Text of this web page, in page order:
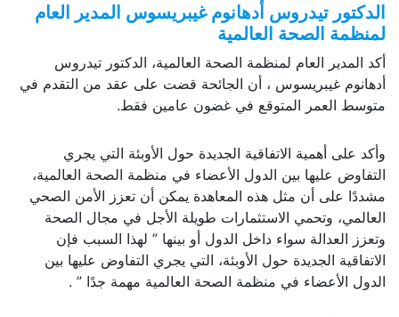
الدكتور تيدروس أدهانوم غيبريسوس المدير العام
لمنظمة الصحة العالمية
أكد المدير العام لمنظمة الصحة العالمية، الدكتور تيدروس
أدهانوم غيبريسوس ، أن الجائحة قضت على عقد من التقدم في
متوسط العمر المتوقع في غضون عامين فقط.
وأكد على أهمية الاتفاقية الجديدة حول الأوبئة التي يجري
التفاوض عليها بين الدول الأعضاء في منظمة الصحة العالمية،
مشددًا على أن مثل هذه المعاهدة يمكن أن تعزز الأمن الصحي
العالمي، وتحمي الاستثمارات طويلة الأجل في مجال الصحة
وتعزز العدالة سواء داخل الدول أو بينها ” لهذا السبب فإن
الاتفاقية الجديدة حول الأوبئة، التي يجري التفاوض عليها بين
الدول الأعضاء في منظمة الصحة العالمية مهمة جدًا ” .